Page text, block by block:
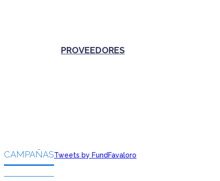
PROVEEDORES
CAMPAÑASTweets by FundFavaloro